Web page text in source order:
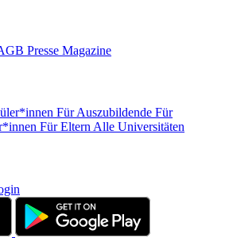
Presse Magazine
Für Auszubildende Für
Für Eltern Alle Universitäten